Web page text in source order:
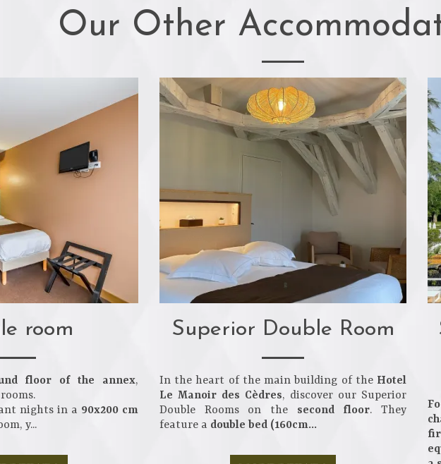
Our Other
room
floor of the annex,
nights in a 90x200 cm
y...
Superior Double Room
In the heart of the main building of the Hotel
Le Manoir des Cèdres, discover our Superior
Double Rooms on the second floor. They
feature a double bed (160cm...